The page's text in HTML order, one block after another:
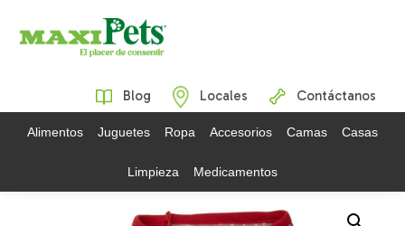
Blog Locales Contáctanos
Alimentos Juguetes Ropa Accesorios Camas Casas
Limpieza Medicamentos